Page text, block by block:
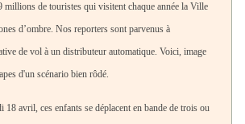
millions de touristes qui visitent chaque année la Ville
d’ombre. Nos reporters sont parvenus à
de vol à un distributeur automatique. Voici, image
d'un scénario bien rôdé.
18 avril, ces enfants se déplacent en bande de trois ou